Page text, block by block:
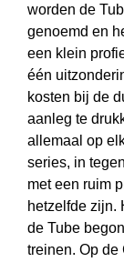
worden de
genoemd en
een klein
één
kosten bij de
aanleg te
allemaal op
series, in
met een ruim
hetzelfde zijn.
de Tube
treinen. Op de